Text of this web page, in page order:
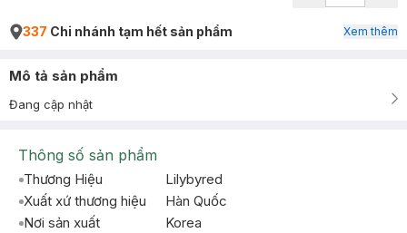
337 Chi nhánh tạm hết sản phẩm Xem thêm
Mô tả sản phẩm
Đang cập nhật
Thông số sản phẩm
Thương Hiệu
Lilybyred
Xuất xứ thương hiệu
Hàn Quốc
Nơi sản xuất
Korea